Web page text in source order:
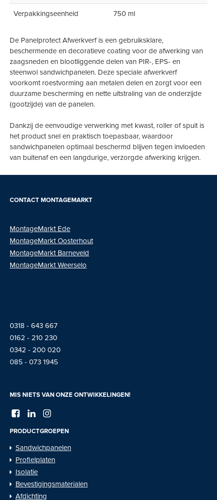
Verpakkingseenheid 750 ml
De Panelprotect Afwerkverf is een gebruiksklare,
beschermende en decoratieve coating voor de afwerking van
zaagsneden en blootliggende delen van PIR-, EPS- en
steenwol sandwichpanelen. Deze speciale afwerkverf
voorkomt roestvorming aan metalen delen en zorgt voor een
duurzame bescherming en nette uitstraling van de onderzijde
(gootzijde) van de panelen.
Dankzij de eenvoudige verwerking met kwast, roller of spuit is
het product snel en praktisch toepasbaar, waardoor
sandwichpanelen optimaal beschermd blijven tegen invloeden
van buitenaf en een langdurige, verzorgde afwerking krijgen.
CONTACT MONTAGEMARKT
MontageMarkt Ede
MontageMarktOosterhout
MontageMarkt Barneveld
MontageMarkt Weerselo
0318 - 643 667
0162 - 210 230
0342 - 200 020
085 - 073 1945
MIS NIETS VAN ONZE ONTWIKKELINGEN!
PRODUCTGROEPEN
Sandwichpanelen
Profielplaten
Isolatie
Bevestigingsmaterialen
Afdichting